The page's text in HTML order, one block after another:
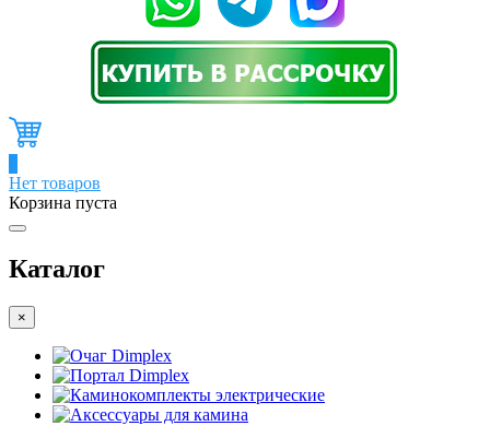
Нет товаров
Корзина пуста
Каталог
×
Очаг Dimplex
Портал Dimplex
Каминокомплекты электрические
Аксессуары для камина